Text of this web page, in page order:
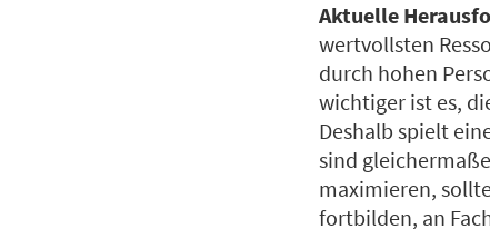
Aktuelle
wertvollsten
durch hohen
wichtiger ist es,
Deshalb spielt
sind
maximieren,
fortbilden, an